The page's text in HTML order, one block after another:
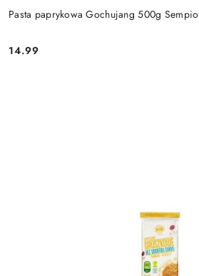
Pasta paprykowa Gochujang 500g Sempio
Cena:
14.99